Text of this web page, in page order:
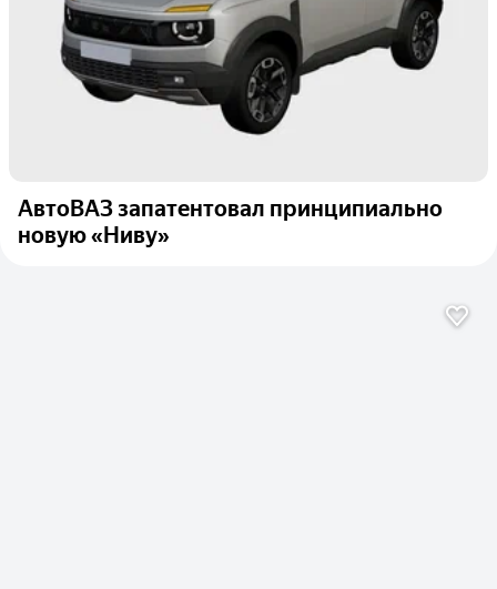
АвтоВАЗ запатентовал принципиально
новую «Ниву»